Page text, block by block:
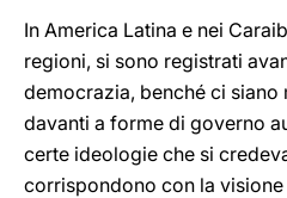
In America Latina e nei
regioni, si sono registrati
democrazia, benché ci
davanti a forme di governo
certe ideologie che si
corrispondono con la